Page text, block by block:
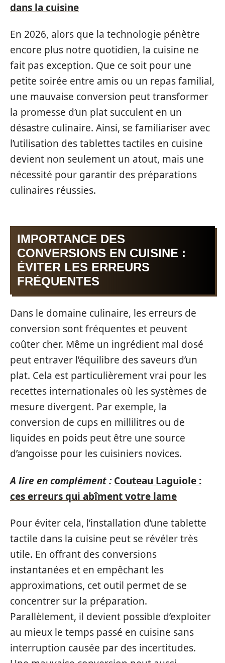
dans la cuisine
En 2026, alors que la technologie pénètre
encore plus notre quotidien, la cuisine ne
fait pas exception. Que ce soit pour une
petite soirée entre amis ou un repas familial,
une mauvaise conversion peut transformer
la promesse d’un plat succulent en un
désastre culinaire. Ainsi, se familiariser avec
l’utilisation des tablettes tactiles en cuisine
devient non seulement un atout, mais une
nécessité pour garantir des préparations
culinaires réussies.
IMPORTANCE DES
CONVERSIONS EN CUISINE :
ÉVITER LES ERREURS
FRÉQUENTES
Dans le domaine culinaire, les erreurs de
conversion sont fréquentes et peuvent
coûter cher. Même un ingrédient mal dosé
peut entraver l’équilibre des saveurs d’un
plat. Cela est particulièrement vrai pour les
recettes internationales où les systèmes de
mesure divergent. Par exemple, la
conversion de cups en millilitres ou de
liquides en poids peut être une source
d’angoisse pour les cuisiniers novices.
A lire en complément : Couteau Laguiole :
ces erreurs qui abîment votre lame
Pour éviter cela, l’installation d’une tablette
tactile dans la cuisine peut se révéler très
utile. En offrant des conversions
instantanées et en empêchant les
approximations, cet outil permet de se
concentrer sur la préparation.
Parallèlement, il devient possible d’exploiter
au mieux le temps passé en cuisine sans
interruption causée par des incertitudes.